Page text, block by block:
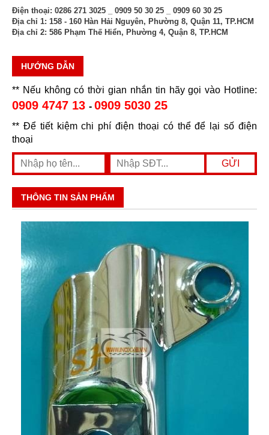
Điện thoại: 0286 271 3025 _ 0909 50 30 25 _ 0909 60 30 25
Địa chỉ 1: 158 - 160 Hàn Hải Nguyên, Phường 8, Quận 11, TP.HCM
Địa chỉ 2: 586 Phạm Thế Hiển, Phường 4, Quận 8, TP.HCM
HƯỚNG DẪN
** Nếu không có thời gian nhắn tin hãy gọi vào Hotline:
0909 4747 13 - 0909 5030 25
** Để tiết kiệm chi phí điện thoại có thể để lại số điện
thoại
THÔNG TIN SẢN PHẨM